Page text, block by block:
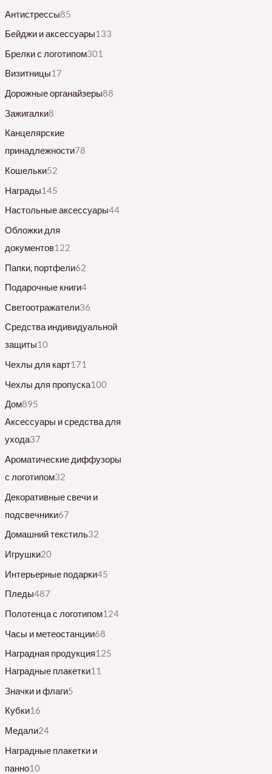
Антистрессы85
Бейджи и аксессуары133
Брелки с логотипом301
Визитницы17
Дорожные органайзеры88
Зажигалки8
Канцелярские
принадлежности78
Кошельки52
Награды145
Настольные аксессуары44
Обложки для
документов122
Папки, портфели62
Подарочные книги4
Светоотражатели36
Средства индивидуальной
защиты10
Чехлы для карт171
Чехлы для пропуска100
Дом895
Аксессуары и средства для
ухода37
Ароматические диффузоры
с логотипом32
Декоративные свечи и
подсвечники67
Домашний текстиль32
Игрушки20
Интерьерные подарки45
Пледы487
Полотенца с логотипом124
Часы и метеостанции68
Наградная продукция125
Наградные плакетки11
Значки и флаги5
Кубки16
Медали24
Наградные плакетки и
панно10